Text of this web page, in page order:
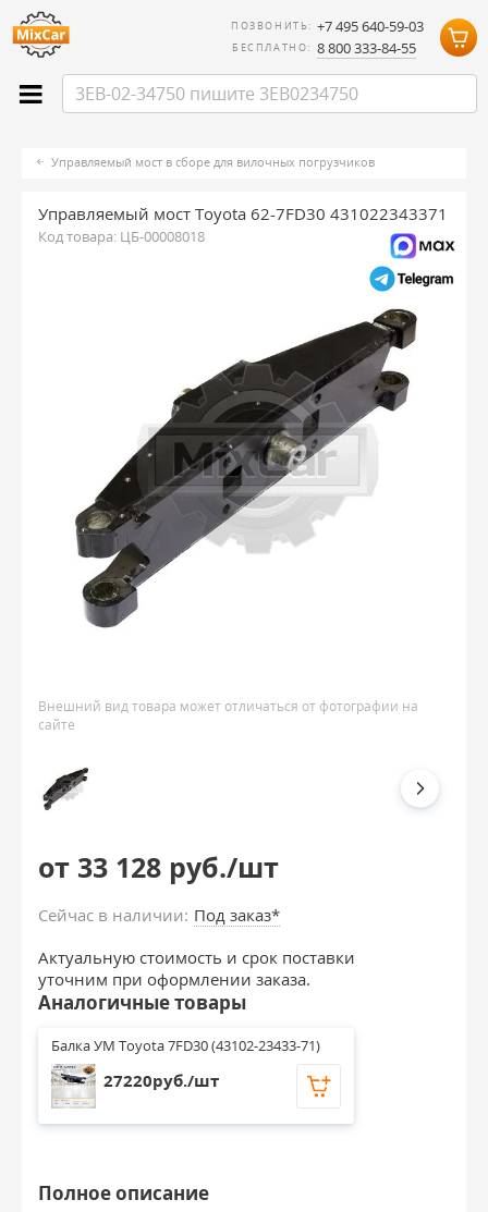
ПОЗВОНИТЬ: +7 495 640-59-03
БЕСПЛАТНО: 8 800 333-84-55
Управляемый мост в сборе для вилочных погрузчиков
Управляемый мост Toyota 62-7FD30 431022343371
Код товара: ЦБ-00008018
Внешний вид товара может отличаться от фотографии на
сайте
от 33 128 руб./шт
Сейчас в наличии: Под заказ*
Актуальную стоимость и срок поставки
уточним при оформлении заказа.
Аналогичные товары
Балка УМ Toyota 7FD30 (43102-23433-71)
27220руб./шт
Полное описание